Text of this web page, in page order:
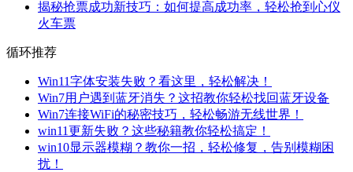
揭秘抢票成功新技巧：如何提高成功率，轻松抢到心仪
火车票
循环推荐
Win11字体安装失败？看这里，轻松解决！
Win7用户遇到蓝牙消失？这招教你轻松找回蓝牙设备
Win7连接WiFi的秘密技巧，轻松畅游无线世界！
win11更新失败？这些秘籍教你轻松搞定！
win10显示器模糊？教你一招，轻松修复，告别模糊困
扰！